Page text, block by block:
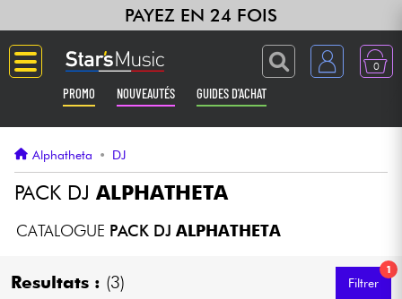
PAYEZ EN 24 FOIS
0
PROMO NOUVEAUTÉS GUIDES D'ACHAT
Guitares & Basses
Amplis & Effets
Claviers & Pianos
Alphatheta • DJ
PACK DJ ALPHATHETA
CATALOGUE PACK DJ ALPHATHETA
Resultats : (3)
1
Filtrer